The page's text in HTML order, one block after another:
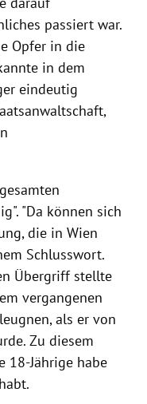
passiert war.
Opfer in die
in dem
eindeutig
,
"Da können sich
, die in Wien
Schlusswort.
Übergriff stellte
vergangenen
als er von
Zu diesem
18-Jährige habe